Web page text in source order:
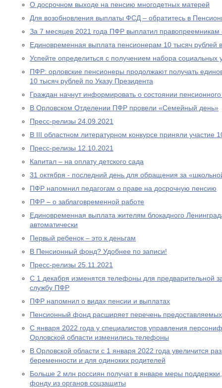
О досрочном выходе на пенсию многодетных матерей
Для возобновления выплаты ФСД – обратитесь в
За 7 месяцев 2021 года ПФР выплатил
Единовременная выплата пенсионерам 10 тысяч рублей
Успейте определиться с получением набора социальных
ПФР: орловские пенсионеры продолжают получать
10 тысяч рублей по Указу Президента
Граждан начнут информировать о состоянии
В Орловском Отделении ПФР провели «Семейный день»
Пресс-релизы 24.09.2021
В III областном литературном конкурсе приняли участие
Пресс-релизы 12.10.2021
Капитал – на оплату детского сада
31 октября - последний день для обращения за
ПФР напомнил педагогам о праве на досрочную пенсию
ПФР – о заблаговременной работе
Единовременная выплата жителям блокадного
автоматически
Первый ребенок – это к деньгам
В Пенсионный фонд? Удобнее по записи!
Пресс-релизы 25.11.2021
С 1 декабря изменятся телефоны для предварительной
службу ПФР
ПФР напомнил о видах пенсии и выплатах
Пенсионный фонд расширяет перечень
С января 2022 года у специалистов управления
Орловской области изменились телефоны
В Орловской области с 1 января 2022 года увеличится
беременности и для одиноких родителей
Больше 2 млн россиян получат в январе меры
фонду из органов соцзащиты